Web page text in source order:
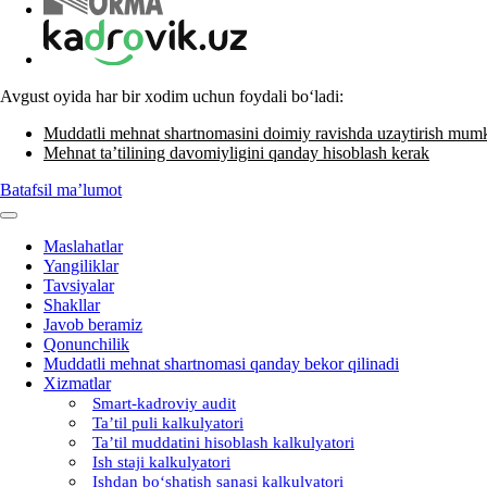
Avgust oyida har bir хodim uchun foydali boʻladi:
Muddatli mehnat shartnomasini doimiy ravishda uzaytirish
Mehnat ta’tilining davomiyligini qanday hisoblash kerak
Batafsil ma’lumot
Maslahatlar
Yangiliklar
Tavsiyalar
Shakllar
Javob beramiz
Qonunchilik
Muddatli mehnat shartnomasi qanday bekor qilinadi
Xizmatlar
Smart-kadroviy audit
Ta’til puli kalkulyatori
Ta’til muddatini hisoblash kalkulyatori
Ish staji kalkulyatori
Ishdan boʻshatish sanasi kalkulyatori